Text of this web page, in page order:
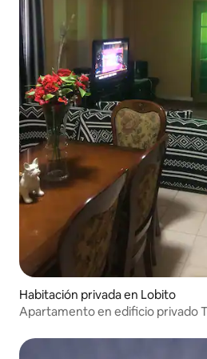
Habitación privada en Lobito
Apartamento en edificio privado